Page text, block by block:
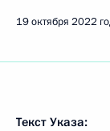
19 октября 2022
Текст Указа: